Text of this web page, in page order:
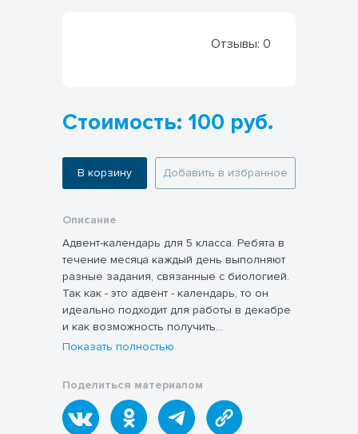
Отзывы: 0
Стоимость: 100 руб.
В корзину Добавить в избранное
Описание
Адвент-календарь для 5 класса. Ребята в
течение месяца каждый день выполняют
разные задания, связанные с биологией.
Так как - это адвент - календарь, то он
идеально подходит для работы в декабре
и как возможность получить
дополнительную оценку в конце четверти.
Показать полностью
Поделиться материалом